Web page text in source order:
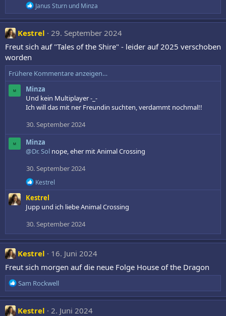
R
e
a
t
i
e
n
:
Janus Sturn und Minza
Kestrel
29. September 2024
Freut sich auf "Tales of the Shire" - leider auf 2025 verschoben
worden
Frühere Kommentare anzeigen…
M
Minza
Und kein Multiplayer -_-
Ich will das mit ner Freundin suchten, verdammt nochmal!!
30. September 2024
M
Minza
@Dr. Sol nope, eher mit Animal Crossing
30. September 2024
R
e
a
k
t
n
e
n
Kestrel
Kestrel
Jupp und ich liebe Animal Crossing
30. September 2024
Kestrel
16. Juni 2024
Freut sich morgen auf die neue Folge House of the Dragon
R
e
a
k
Sam Rockwell
Kestrel
2. Juni 2024